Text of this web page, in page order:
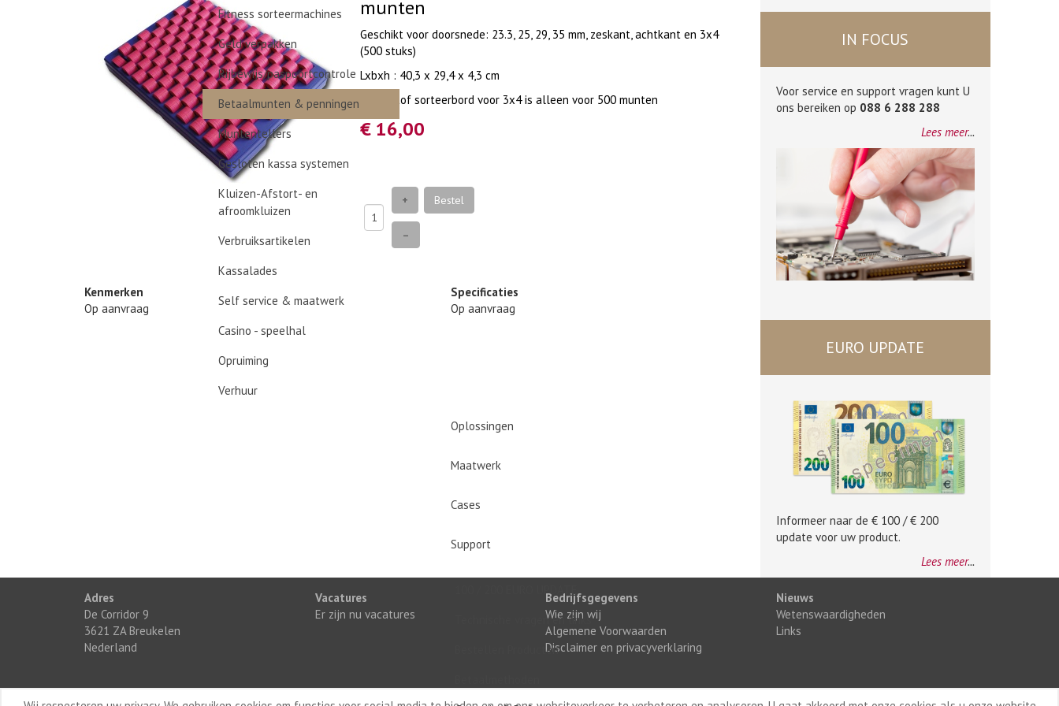
Fitness sorteermachines
Geld verpakken
Rijbewijs/paspoortcontrole
Betaalmunten & penningen
Muntentellers
Gesloten kassa systemen
Kluizen-Afstort- en
afroomkluizen
Verbruiksartikelen
Kassalades
Self service & maatwerk
Casino - speelhal
Opruiming
Verhuur
Oplossingen
Maatwerk
Cases
Support
100 / 200 EURO UPDATE
Technische vragen en links
Bestellen Producten
munten
Geschikt voor doorsnede: 23.3, 25, 29, 35 mm, zeskant, achtkant en 3x4
(500 stuks)
Lxbxh : 40,3 x 29,4 x 4,3 cm
Kunststof sorteerbord voor 3x4 is alleen voor 500 munten
€ 16,00
+
–
Bestel
Kenmerken
Op aanvraag
Specificaties
Op aanvraag
IN FOCUS
Voor service en support vragen kunt U
ons bereiken op 088 6 288 288
Lees meer...
EURO UPDATE
Informeer naar de € 100 / € 200
update voor uw product.
Lees meer...
Adres
De Corridor 9
3621 ZA Breukelen
Nederland
Vacatures
Er zijn nu vacatures
Bedrijfsgegevens
Wie zijn wij
Algemene Voorwaarden
Disclaimer en privacyverklaring
Nieuws
Wetenswaardigheden
Links